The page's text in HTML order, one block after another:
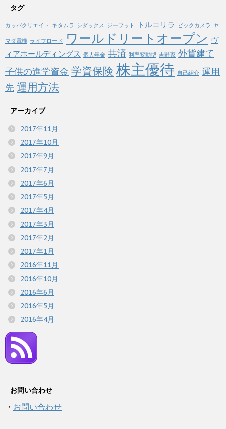
タグ
カッパクリエイト キタムラ シダックス ジーフット トルコリラ ビックカメラ ヤ
マダ電機 ライフロード ワールドリートオープン ヴ
ィアホールディングス 個人年金 共済 利率変動型 吉野家 外貨建て
子供の進学資金 学資保険 株主優待 自己紹介 運用
先 運用方法
アーカイブ
2017年11月
2017年10月
2017年9月
2017年7月
2017年6月
2017年5月
2017年4月
2017年3月
2017年2月
2017年1月
2016年11月
2016年10月
2016年6月
2016年5月
2016年4月
お問い合わせ
・ お問い合わせ